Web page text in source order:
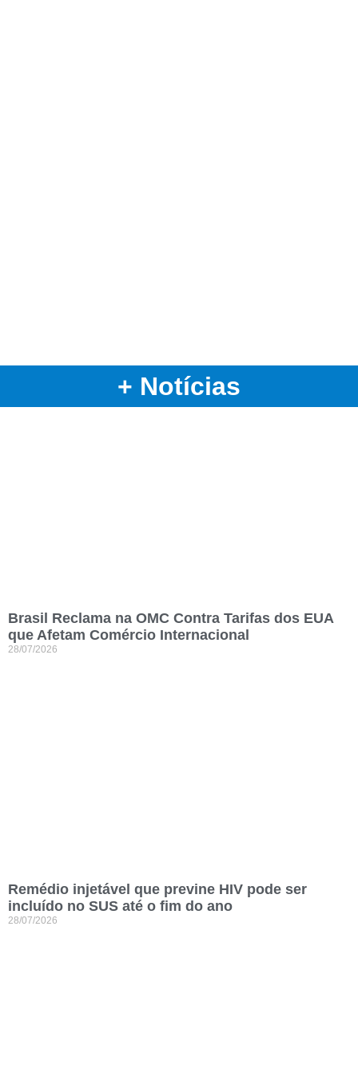
+ Notícias
Brasil Reclama na OMC Contra Tarifas dos EUA
que Afetam Comércio Internacional
28/07/2026
Remédio injetável que previne HIV pode ser
incluído no SUS até o fim do ano
28/07/2026